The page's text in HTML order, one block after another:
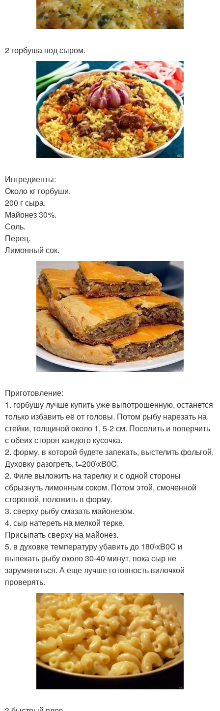
2 горбуша под сыром.
Ингредиенты:
Около кг горбуши.
200 г сыра.
Майонез 30%.
Соль.
Перец.
Лимонный сок.
Приготовление:
1. горбушу лучше купить уже выпотрошенную, останется
только избавить её от головы. Потом рыбу нарезать на
стейки, толщиной около 1, 5-2 см. Посолить и поперчить
с обеих сторон каждого кусочка.
2. форму, в которой будете запекать, выстелить фольгой.
Духовку разогреть, t=200\xB0C.
2. Филе выложить на тарелку и с одной стороны
сбрызнуть лимонным соком. Потом этой, смоченной
стороной, положить в форму.
3. сверху рыбу смазать майонезом.
4. сыр натереть на мелкой терке.
Присыпать сверху на майонез.
5. в духовке температуру убавить до 180\xB0C и
выпекать рыбу около 30-40 минут, пока сыр не
зарумяниться. А еще лучше готовность вилочкой
проверять.